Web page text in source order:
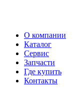
О компании
Каталог
Сервис
Запчасти
Где купить
Контакты